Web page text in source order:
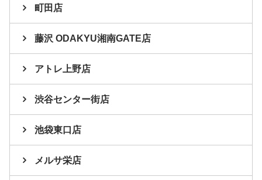
町田店
藤沢 ODAKYU湘南GATE店
アトレ上野店
渋谷センター街店
池袋東口店
メルサ栄店